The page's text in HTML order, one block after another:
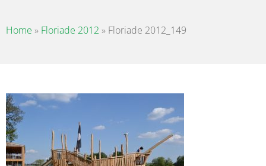
Home » Floriade 2012 » Floriade 2012_149